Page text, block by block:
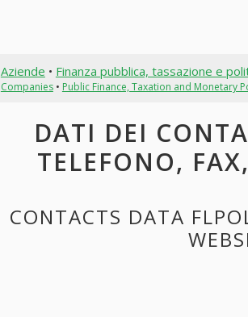
Aziende • Finanza pubblica, tassazione e
Companies• Public Finance, Taxation and Monetary
DATI DEI
TELEFONO,
CONTACTS DATA